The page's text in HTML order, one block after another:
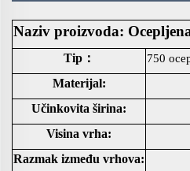
Naziv proizvoda:
Tip： 750
Materijal:
Učinkovita širina:
Visina vrha:
Razmak između vrhova: